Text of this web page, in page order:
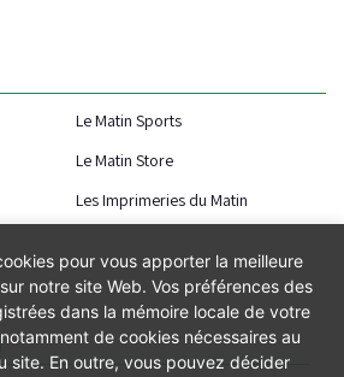
Le Matin Sports
Le Matin Store
Les Imprimeries du Matin
pour vous apporter la meilleure
notre site Web. Vos préférences des
dans la mémoire locale de votre
de cookies nécessaires au
site. En outre, vous pouvez décider